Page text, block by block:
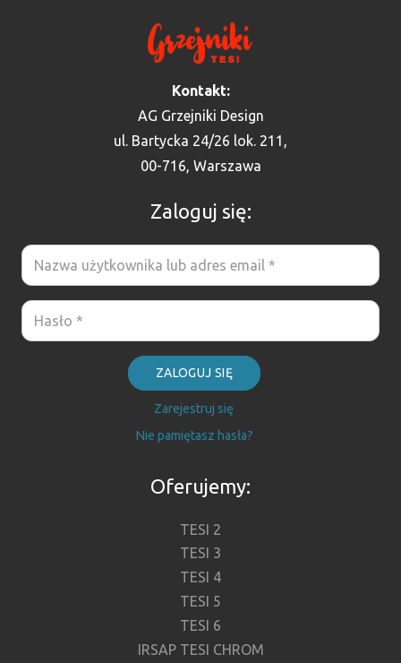
Kontakt:
AG Grzejniki Design
ul. Bartycka 24/26 lok. 211,
00-716, Warszawa
Zaloguj się:
ZALOGUJ SIĘ
Zarejestruj się
Nie pamiętasz hasła?
Oferujemy:
TESI 2
TESI 3
TESI 4
TESI 5
TESI 6
IRSAP TESI CHROM